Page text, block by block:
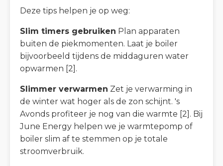
Deze tips helpen je op weg:
Slim timers gebruiken Plan apparaten
buiten de piekmomenten. Laat je boiler
bijvoorbeeld tijdens de middaguren water
opwarmen [2].
Slimmer verwarmen Zet je verwarming in
de winter wat hoger als de zon schijnt. 's
Avonds profiteer je nog van die warmte [2]. Bij
June Energy helpen we je warmtepomp of
boiler slim af te stemmen op je totale
stroomverbruik.